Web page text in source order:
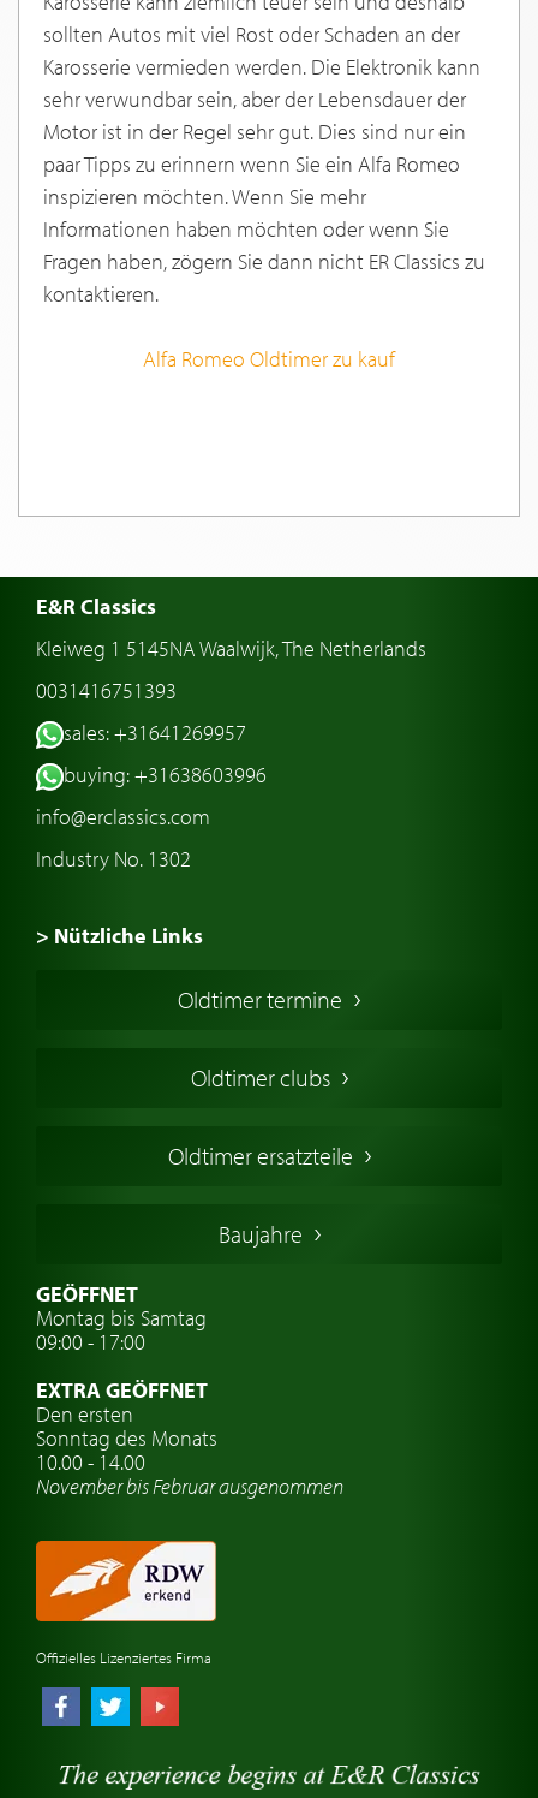
sollten Autos mit viel Rost oder Schaden an der
Karosserie vermieden werden. Die Elektronik kann
sehr verwundbar sein, aber der Lebensdauer der
Motor ist in der Regel sehr gut. Dies sind nur ein
paar Tipps zu erinnern wenn Sie ein Alfa Romeo
inspizieren möchten. Wenn Sie mehr
Informationen haben möchten oder wenn Sie
Fragen haben, zögern Sie dann nicht ER Classics zu
kontaktieren.
Alfa Romeo Oldtimer zu kauf
E&R Classics
Kleiweg 1 5145NA Waalwijk, The Netherlands
0031416751393
sales: +31641269957
buying: +31638603996
info@erclassics.com
Industry No. 1302
> Nützliche Links
Oldtimers in Europa
Englische Oldtimer
Deutsche Oldtimer
Schwedische Oldtimer
Oldtimer mit h-kennzeichen
Auto Oldtimer Markt
Oldtimer-Versicherung
Oldtimer-Clubs
Oldtimer-Reisen
Automarken uhren
Oldtimer termine
Oldtimer clubs
Oldtimer ersatzteile
Baujahre
GEÖFFNET
Montag bis Samtag
09:00 - 17:00
EXTRA GEÖFFNET
Den ersten
Sonntag des Monats
10.00 - 14.00
November bis Februar ausgenommen
Offizielles Lizenziertes Firma